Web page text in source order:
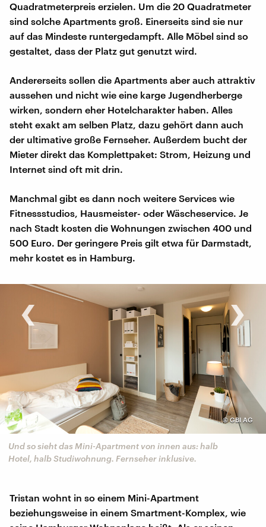
Quadratmeterpreis erzielen. Um die 20 Quadratmeter
sind solche Apartments groß. Einerseits sind sie nur
auf das Mindeste runtergedampft. Alle Möbel sind so
gestaltet, dass der Platz gut genutzt wird.
Andererseits sollen die Apartments aber auch attraktiv
aussehen und nicht wie eine karge Jugendherberge
wirken, sondern eher Hotelcharakter haben. Alles
steht exakt am selben Platz, dazu gehört dann auch
der ultimative große Fernseher. Außerdem bucht der
Mieter direkt das Komplettpaket: Strom, Heizung und
Internet sind oft mit drin.
Manchmal gibt es dann noch weitere Services wie
Fitnessstudios, Hausmeister- oder Wäscheservice. Je
nach Stadt kosten die Wohnungen zwischen 400 und
500 Euro. Der geringere Preis gilt etwa für Darmstadt,
mehr kostet es in Hamburg.
©GBI AG
Und so sieht das Mini-Apartment von innen aus: halb
Hotel, halb Studiwohnung. Fernseher inklusive.
‹ ›
Tristan wohnt in so einem Mini-Apartment
beziehungsweise in einem Smartment-Komplex, wie